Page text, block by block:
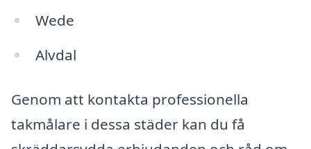
Wede
Alvdal
Genom att kontakta professionella
takmålare i dessa städer kan du få